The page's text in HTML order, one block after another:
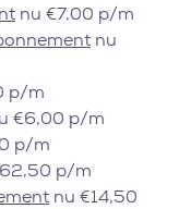
nu €7,00 p/m
nu
p/m
€6,00 p/m
p/m
p/m
nu €14,50